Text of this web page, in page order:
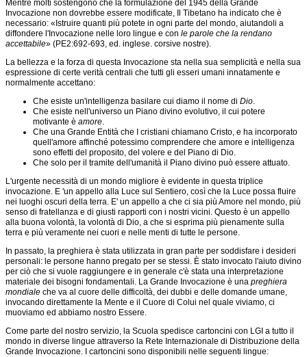
ritmo
creativo
Corsi
della
Donazioni
Scuola
Formazione
esoterica
discepolato
Grande
Invocazione
L’illusione
della
solitudine
Incontri
Soggettivi
di
Gruppo
Iniziativa
di
purificazione
Introduzione
Mentre molti sostengono che la formulazione del 1945 della Grande
Invocazione non dovrebbe essere modificate, Il Tibetano ha indicato che è
necessario: «Istruire quanti più potete in ogni parte del mondo, aiutandoli a
diffondere l'Invocazione nelle loro lingue e con le parole che la rendano
accettabile» (PE2:692-693, ed. inglese. corsive nostre).
La bellezza e la forza di questa Invocazione sta nella sua semplicità e nella sua
espressione di certe verità centrali che tutti gli esseri umani innatamente e
normalmente accettano:
Che esiste un'intelligenza basilare cui diamo il nome di Dio
Che esiste nell'universo un Piano divino evolutivo, il cui potere
motivante è amore
Che una Grande Entità che I cristiani chiamano Cristo, e ha incorporato
quell'amore affinché potessimo comprendere che amore e intelligenza
sono effetti del proposito, del volere e del Piano di Dio.
Che solo per il tramite dell'umanità il Piano divino può essere attuato.
L'urgente necessità di un mondo migliore è evidente in questa triplice
invocazione. E 'un appello alla Luce sul Sentiero, così che la Luce possa fluire
nei luoghi oscuri della terra. E' un appello a che ci sia più Amore nel mondo, più
senso di fratellanza e di giusti rapporti con i nostri vicini. Questo è un appello
alla buona volontà, la volontà di Dio, a che si esprima più pienamente sulla
terra e più veramente nei cuori e nelle menti di tutte le persone.
In passato, la preghiera è stata utilizzata in gran parte per soddisfare i desideri
personali: le persone hanno pregato per se stessi. È stato invocato l'aiuto divino
per ciò che si vuole raggiungere e in generale c'è stata una interpretazione
materiale dei bisogni fondamentali. La Grande Invocazione è una preghiera
mondiale che va al cuore delle difficoltà, dei dubbi e delle domande umane,
invocando direttamente la Mente e il Cuore di Colui nel quale viviamo, ci
muoviamo ed abbiamo nostro Essere.
Come parte del nostro servizio, la Scuola spedisce cartoncini con LGI a tutto il
mondo in diverse lingue attraverso la Rete Internazionale di Distribuzione della
Grande Invocazione. I cartoncini sono disponibili nelle seguenti lingue: